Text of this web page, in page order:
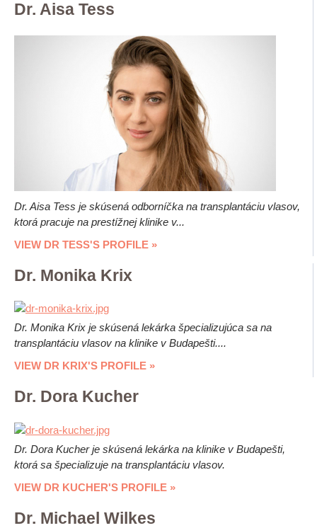
Dr. Aisa Tess
Dr. Aisa Tess je skúsená odborníčka na transplantáciu vlasov,
ktorá pracuje na prestížnej klinike v...
VIEW DR TESS'S PROFILE »
Dr. Monika Krix
Dr. Monika Krix je skúsená lekárka špecializujúca sa na
transplantáciu vlasov na klinike v Budapešti....
VIEW DR KRIX'S PROFILE »
Dr. Dora Kucher
Dr. Dora Kucher je skúsená lekárka na klinike v Budapešti,
ktorá sa špecializuje na transplantáciu vlasov.
VIEW DR KUCHER'S PROFILE »
Dr. Michael Wilkes